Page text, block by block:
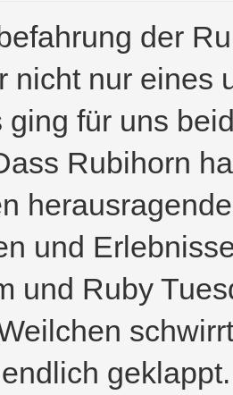
der
nicht nur eines
ging für uns
Rubihorn
und
und Ruby